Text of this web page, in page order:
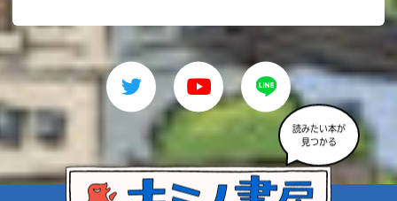
読みたい本が
見つかる